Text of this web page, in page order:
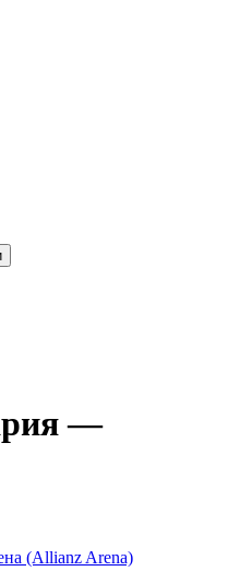
—
(Allianz Arena)